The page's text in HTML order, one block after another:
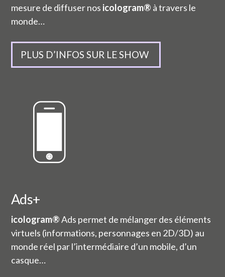
mesure de diffuser nos icologram® à travers le
monde…
PLUS D’INFOS SUR LE SHOW
Ads+
icologram®Ads permet de mélanger des éléments
virtuels (informations, personnages en 2D/3D) au
monde réel par l’intermédiaire d’un mobile, d’un
casque…